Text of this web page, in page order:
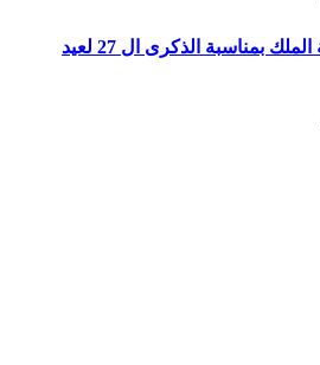
وردة الناجي تهنئ جلالة الملك بمناسبة الذكرى ال 27 لعيد